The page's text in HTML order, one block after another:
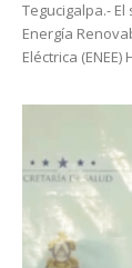
Tegucigalpa.-
Energía
Eléctrica